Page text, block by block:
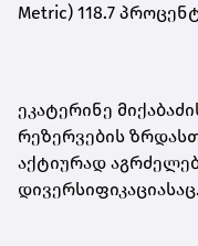
Metric) 118.7
ეკატერინე
რეზერვების
აქტიურად
დივერსიფიკაციასაც.